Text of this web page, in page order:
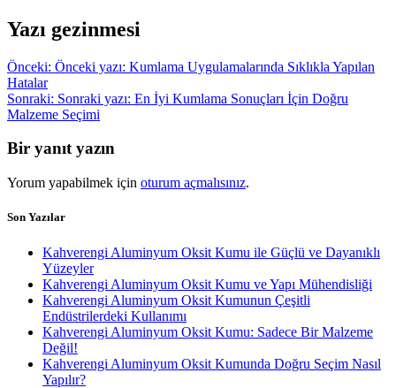
Yazı gezinmesi
Önceki: Önceki yazı: Kumlama Uygulamalarında Sıklıkla Yapılan
Hatalar
Sonraki: Sonraki yazı: En İyi Kumlama Sonuçları İçin Doğru
Malzeme Seçimi
Bir yanıt yazın
Yorum yapabilmek için oturum açmalısınız.
Son Yazılar
Kahverengi Aluminyum Oksit Kumu ile Güçlü ve Dayanıklı
Yüzeyler
Kahverengi Aluminyum Oksit Kumu ve Yapı Mühendisliği
Kahverengi Aluminyum Oksit Kumunun Çeşitli
Endüstrilerdeki Kullanımı
Kahverengi Aluminyum Oksit Kumu: Sadece Bir Malzeme
Değil!
Kahverengi Aluminyum Oksit Kumunda Doğru Seçim Nasıl
Yapılır?